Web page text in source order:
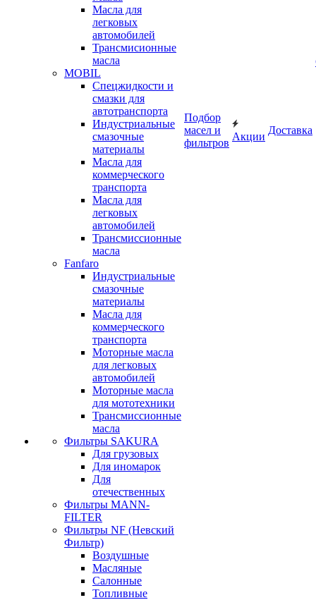
Масла для
легковых
автомобилей
Трансмисионные
масла
MOBIL
Cпецжидкости и
смазки для
автотранспорта
Индустриальные
смазочные
материалы
Масла для
коммерческого
транспорта
Масла для
легковых
автомобилей
Трансмиссионные
масла
Fanfaro
Индустриальные
смазочные
материалы
Масла для
коммерческого
транспорта
Моторные масла
для легковых
автомобилей
Моторные масла
для мототехники
Трансмиссионные
масла
Фильтры SAKURA
Для грузовых
Для иномарок
Для
отечественных
Фильтры MANN-
FILTER
Фильтры NF (Невский
Фильтр)
Воздушные
Масляные
Салонные
Топливные
Подбор
масел и
фильтров
Акции
Доставка